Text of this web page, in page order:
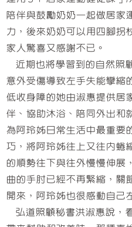
陪伴與鼓勵奶奶一起做居家
力，後來奶奶可以用四腳拐
家人驚喜又感謝不已。
近期也將學習到的自然照
意外受傷導致左手失能攣縮
低收身障的她由淑惠提供居
伴、協助沐浴、陪同外出和
為阿玲姊日常生活中最重要
巧，將阿玲姊往上又往內蜷
的順勢往下與往外慢慢伸展
曲的手肘已經不再緊縮，關
開來，阿玲姊也很感動自己
弘道照顧秘書洪淑惠說，